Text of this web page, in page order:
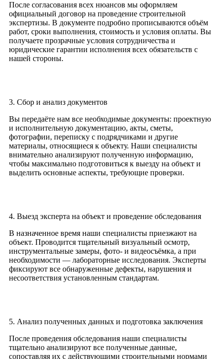
После согласования всех нюансов мы оформляем
официальный договор на проведение строительной
экспертизы. В документе подробно прописываются объём
работ, сроки выполнения, стоимость и условия оплаты. Вы
получаете прозрачные условия сотрудничества и
юридические гарантии исполнения всех обязательств с
нашей стороны.
3. Сбор и анализ документов
Вы передаёте нам все необходимые документы: проектную
и исполнительную документацию, акты, сметы,
фотографии, переписку с подрядчиками и другие
материалы, относящиеся к объекту. Наши специалисты
внимательно анализируют полученную информацию,
чтобы максимально подготовиться к выезду на объект и
выделить основные аспекты, требующие проверки.
4. Выезд эксперта на объект и проведение обследования
В назначенное время наши специалисты приезжают на
объект. Проводится тщательный визуальный осмотр,
инструментальные замеры, фото- и видеосъёмка, а при
необходимости — лабораторные исследования. Эксперты
фиксируют все обнаруженные дефекты, нарушения и
несоответствия установленным стандартам.
5. Анализ полученных данных и подготовка заключения
После проведения обследования наши специалисты
тщательно анализируют все полученные данные,
сопоставляя их с действующими строительными нормами